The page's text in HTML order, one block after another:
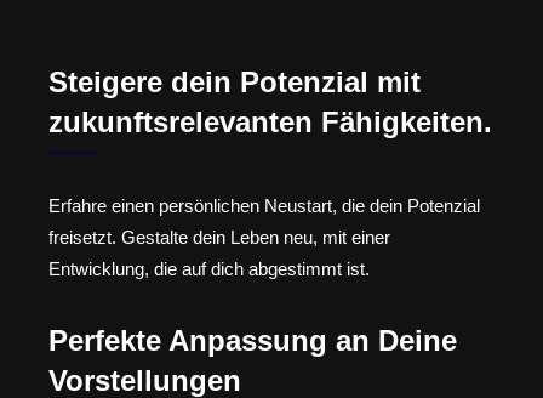
Steigere dein Potenzial mit
zukunftsrelevanten Fähigkeiten.
Erfahre einen persönlichen Neustart, die dein Potenzial
freisetzt. Gestalte dein Leben neu, mit einer
Entwicklung, die auf dich abgestimmt ist.
Perfekte Anpassung an Deine
Vorstellungen